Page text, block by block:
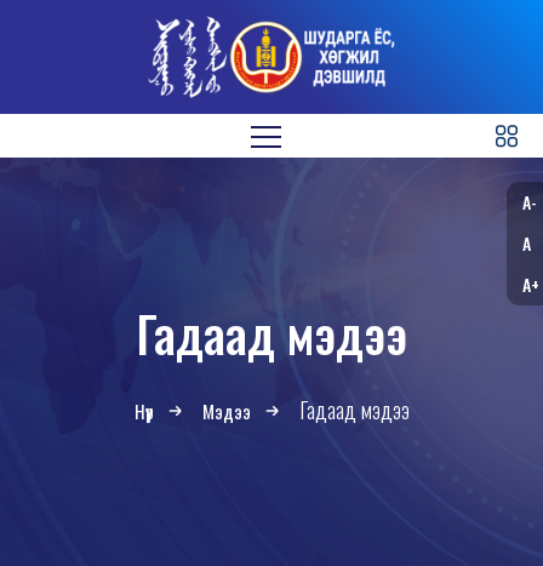
Гадаад мэдээ
Нүүр Мэдээ Гадаад мэдээ
A-
A
A+